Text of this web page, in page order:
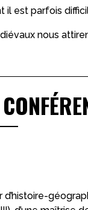
il est parfois
nous